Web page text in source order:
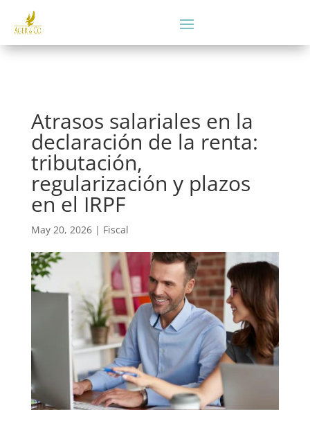
Atrasos salariales en la
declaración de la renta:
tributación,
regularización y plazos
en el IRPF
May 20, 2026| Fiscal